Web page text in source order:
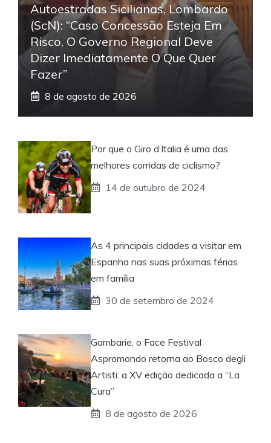
Autoestradas Sicilianas, Lombardo
(ScN): “Caso Concessão Esteja Em
Risco, O Governo Regional Deve
Dizer Imediatamente O Que Quer
Fazer”
8 de agosto de 2026
Por que o Giro d’Italia é uma das
melhores corridas de ciclismo?
14 de outubro de 2024
As 4 principais cidades a visitar em
Espanha nas suas próximas férias
em família
30 de setembro de 2024
Gambarie, o Face Festival
Aspromondo retorna ao Bosco degli
Artisti: a XV edição dedicada a “La
Cura”
8 de agosto de 2026